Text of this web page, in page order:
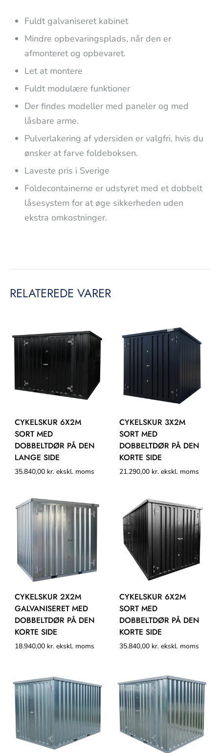
Fuldt galvaniseret kabinet
Mindre opbevaringsplads, når den er
afmonteret og opbevaret.
Let at montere
Fuldt modulære funktioner
Der findes modeller med paneler og med
låsbare arme.
Pulverlakering af ydersiden er valgfri, hvis du
ønsker at farve foldeboksen.
Laveste pris i Sverige
Foldecontainerne er udstyret med et dobbelt
låsesystem for at øge sikkerheden uden
ekstra omkostninger.
RELATEREDE VARER
CYKELSKUR 6X2M
SORT MED
DOBBELTDØR PÅ DEN
LANGE SIDE
35.840,00 kr. ekskl. moms
CYKELSKUR 3X2M
SORT MED
DOBBELTDØR PÅ DEN
KORTE SIDE
21.290,00 kr. ekskl. moms
CYKELSKUR 2X2M
GALVANISERET MED
DOBBELTDØR PÅ DEN
KORTE SIDE
18.940,00 kr. ekskl. moms
CYKELSKUR 6X2M
SORT MED
DOBBELTDØR PÅ DEN
KORTE SIDE
35.840,00 kr. ekskl. moms